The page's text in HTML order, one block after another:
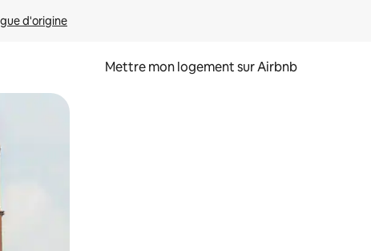
d'origine
Mettre mon logement sur Airbnb